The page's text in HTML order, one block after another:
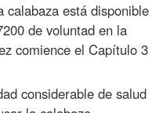
calabaza está disponible
de voluntad en la
comience el Capítulo 3
considerable de salud